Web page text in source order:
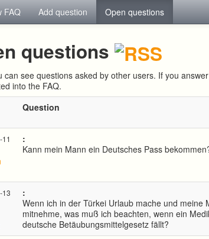
FAQ Add question Open questions
questions
can see questions asked by other users. If you
into the FAQ.
Question
:
Kann mein Mann ein Deutsches Pass
13
:
Wenn ich in der Türkei Urlaub mache und meine
mitnehme, was muß ich beachten, wenn ein
deutsche Betäubungsmittelgesetz fällt?